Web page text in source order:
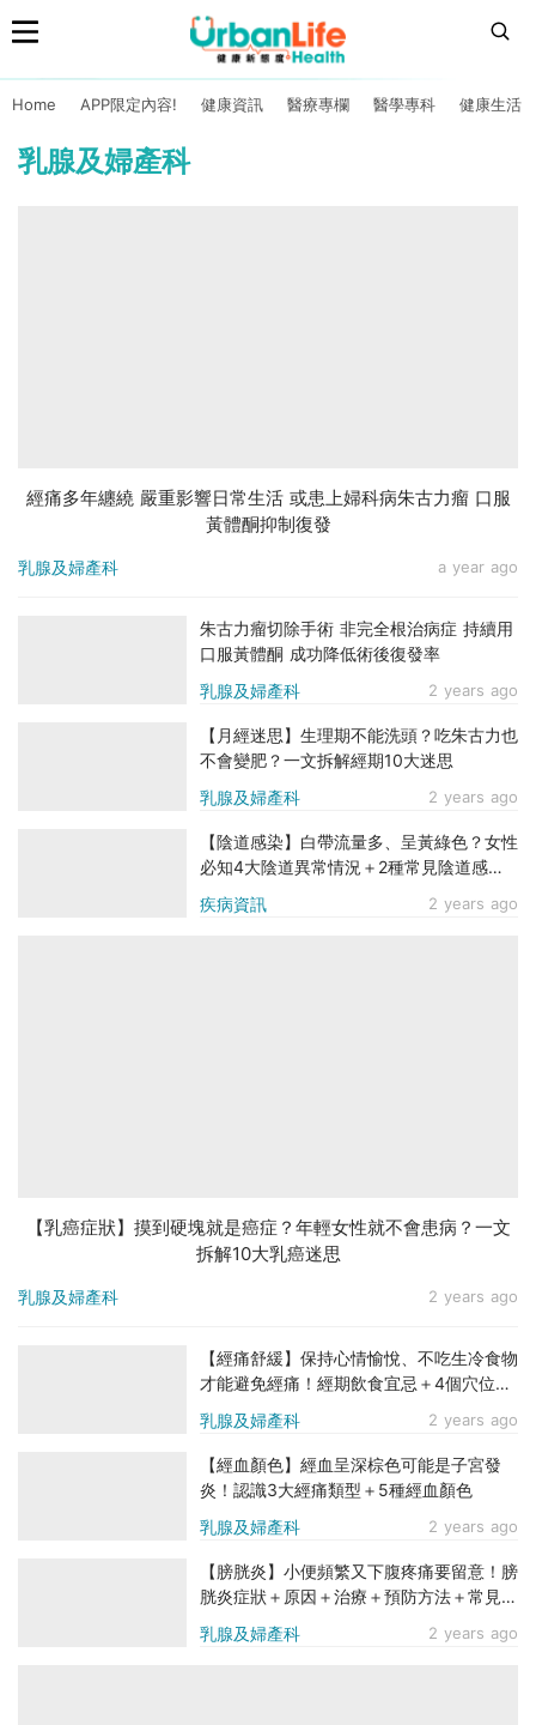
Home APP限定內容! 健康資訊 醫療專欄 醫學專科 健康生活
乳腺及婦產科
乳腺及婦產科 a year ago
經痛多年纏繞 嚴重影響日常生活 或患上婦科病朱古力瘤 口服
黃體酮抑制復發
乳腺及婦產科 2 years ago
朱古力瘤切除手術 非完全根治病症 持續用
口服黃體酮 成功降低術後復發率
乳腺及婦產科 2 years ago
【月經迷思】生理期不能洗頭？吃朱古力也
不會變肥？一文拆解經期10大迷思
疾病資訊 2 years ago
【陰道感染】白帶流量多、呈黃綠色？女性
必知4大陰道異常情況＋2種常見陰道感染
＋6個預防貼士
乳腺及婦產科 2 years ago
【乳癌症狀】摸到硬塊就是癌症？年輕女性就不會患病？一文
拆解10大乳癌迷思
乳腺及婦產科 2 years ago
【經痛舒緩】保持心情愉悅、不吃生冷食物
才能避免經痛！經期飲食宜忌＋4個穴位按
摩舒緩疼痛
乳腺及婦產科 2 years ago
【經血顏色】經血呈深棕色可能是子宮發
炎！認識3大經痛類型＋5種經血顏色
乳腺及婦產科 2 years ago
【膀胱炎】小便頻繁又下腹疼痛要留意！膀
胱炎症狀＋原因＋治療＋預防方法＋常見
Q&A